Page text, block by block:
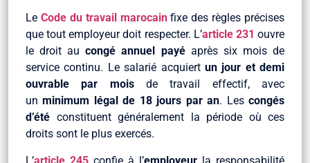
Le Code du travail marocainfixe des règles précises
que tout employeur doit respecter. L’article 231 ouvre
le droit aucongé annuel payéaprès six mois de
service continu. Le salarié acquiert un jour et demi
ouvrable par moisde travail effectif, avec
unminimum légal de 18 jours par an. Lescongés
d’été constituent généralement la période où ces
droits sont le plus exercés.